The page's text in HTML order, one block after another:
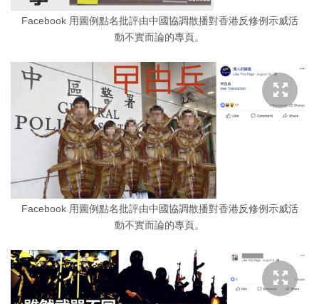
Facebook 用圖例點名批評由中國協調散播對香港反修例示威活
動不實而論的專頁。
Facebook 用圖例點名批評由中國協調散播對香港反修例示威活
動不實而論的專頁。